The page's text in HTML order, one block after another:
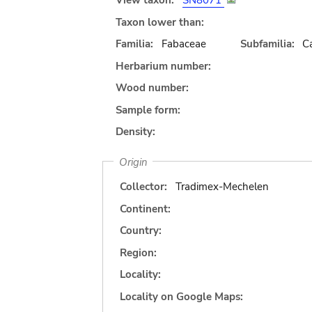
Taxon lower than:
Familia:
Fabaceae Subfamilia:
Herbarium number:
Wood number:
Sample form:
Density:
Origin
Collector:
Tradimex-Mechelen
Continent:
Country:
Region:
Locality:
Locality on Google Maps: